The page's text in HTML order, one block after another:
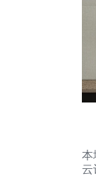
本
云